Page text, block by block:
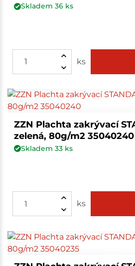
Skladem 36ks
ks
ZZN Plachta zakrývací
zelená, 80g/m2 35040240
Skladem 33ks
ks